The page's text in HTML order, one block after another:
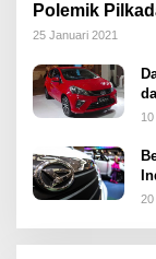
Polemik
25 Januari 2021
20